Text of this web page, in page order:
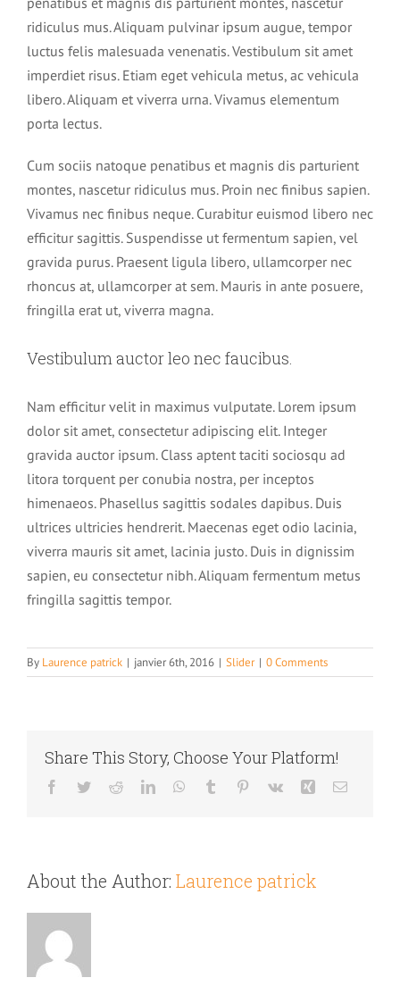
ridiculus mus. Aliquam pulvinar ipsum augue, tempor
luctus felis malesuada venenatis. Vestibulum sit amet
imperdiet risus. Etiam eget vehicula metus, ac vehicula
libero. Aliquam et viverra urna. Vivamus elementum
porta lectus.
Cum sociis natoque penatibus et magnis dis parturient
montes, nascetur ridiculus mus. Proin nec finibus sapien.
Vivamus nec finibus neque. Curabitur euismod libero nec
efficitur sagittis. Suspendisse ut fermentum sapien, vel
gravida purus. Praesent ligula libero, ullamcorper nec
rhoncus at, ullamcorper at sem. Mauris in ante posuere,
fringilla erat ut, viverra magna.
Vestibulum auctor leo nec faucibus.
Nam efficitur velit in maximus vulputate. Lorem ipsum
dolor sit amet, consectetur adipiscing elit. Integer
gravida auctor ipsum. Class aptent taciti sociosqu ad
litora torquent per conubia nostra, per inceptos
himenaeos. Phasellus sagittis sodales dapibus. Duis
ultrices ultricies hendrerit. Maecenas eget odio lacinia,
viverra mauris sit amet, lacinia justo. Duis in dignissim
sapien, eu consectetur nibh. Aliquam fermentum metus
fringilla sagittis tempor.
By Laurence patrick | janvier 6th, 2016 | Slider | 0 Comments
Share This Story, Choose Your Platform!
Facebook
TwitterRedditLinkedInWhatsApp
Tumblr Pinterest
Vk Xing Email
About the Author: Laurence patrick